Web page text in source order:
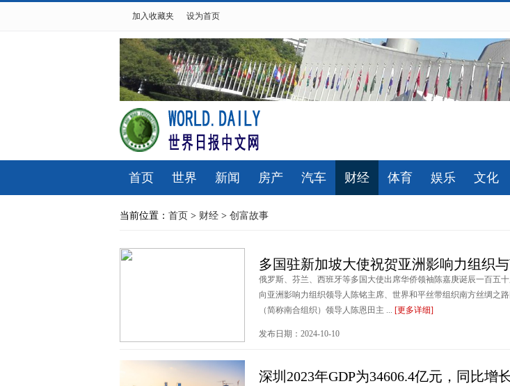
加入收藏夹 设为首页
首页 世界 新闻 房产 汽车 财经 体育 娱乐 文化
当前位置： 首页 > 财经 > 创富故事
多国驻新加坡大使祝贺亚洲影响力组织
俄罗斯、芬兰、西班牙等多国大使出席华侨领袖陈嘉庚诞辰一百五
向亚洲影响力组织领导人陈铭主席、世界和平丝带组织南方丝绸之
（简称南合组织）领导人陈恩田主 ... [更多详细]
发布日期：2024-10-10
深圳2023年GDP为34606.4亿元，同比增